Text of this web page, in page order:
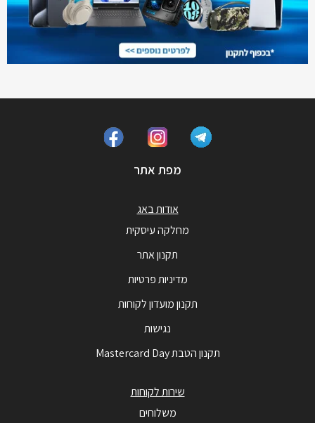
מפת אתר
אודות באג
מחלקה עיסקית
תקנון אתר
מדיניות פרטיות
תקנון מועדון לקוחות
נגישות
תקנון הטבת Mastercard Day
שירות לקוחות
משלוחים